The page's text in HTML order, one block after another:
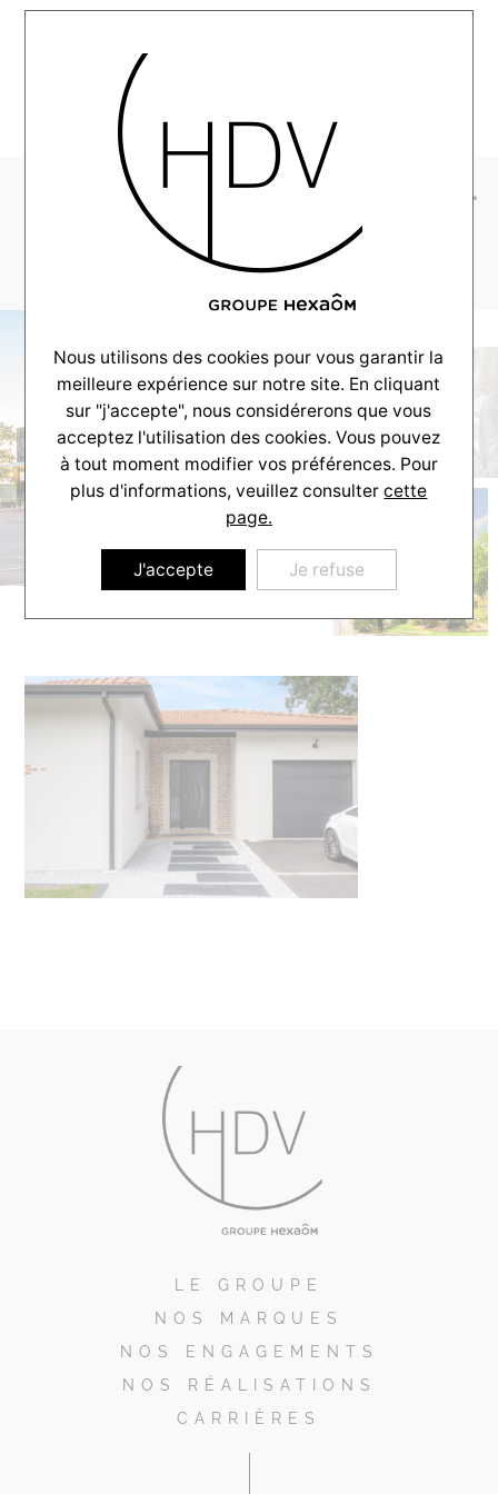
1_rue_cols_verts_web-
LE GROUPE
NOS MARQUES
NOS ENGAGEMENTS
NOS RÉALISATIONS
CARRIÈRES
Nous utilisons des cookies pour vous garantir la
meilleure expérience sur notre site. En cliquant
sur "j'accepte", nous considérerons que vous
acceptez l'utilisation des cookies. Vous pouvez
à tout moment modifier vos préférences. Pour
plus d'informations, veuillez consultercette
page.
J'accepte Je refuse